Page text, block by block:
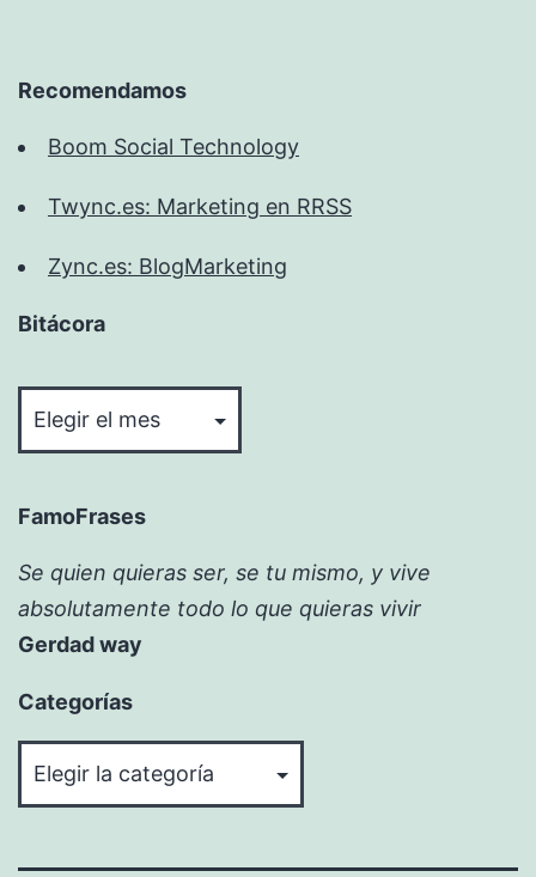
Recomendamos
Boom Social Technology
Twync.es: Marketing en RRSS
Zync.es: BlogMarketing
Bitácora
FamoFrases
Se quien quieras ser, se tu mismo, y vive
absolutamente todo lo que quieras vivir
Gerdad way
Categorías